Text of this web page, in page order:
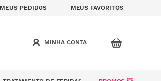
MEUS PEDIDOS MEUS FAVORITOS